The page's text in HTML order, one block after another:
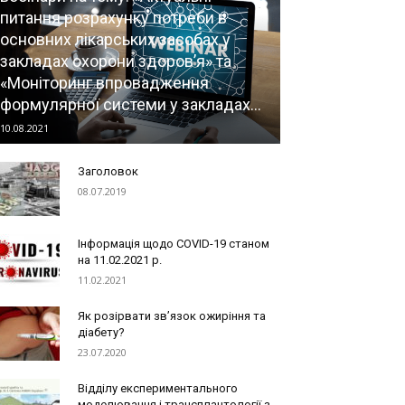
питання розрахунку потреби в
основних лікарських засобах у
закладах охорони здоров’я» та
«Моніторинг впровадження
формулярної системи у закладах...
10.08.2021
Заголовок
08.07.2019
Інформація щодо COVID-19 станом
на 11.02.2021 р.
11.02.2021
Як розірвати зв’язок ожиріння та
діабету?
23.07.2020
Відділу експериментального